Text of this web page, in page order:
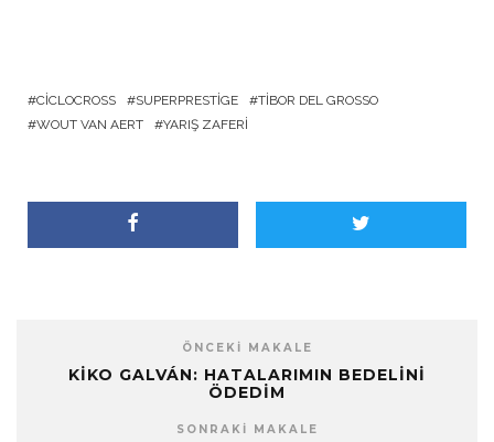
CICLOCROSS SUPERPRESTIGE
TIBOR DEL GROSSO
WOUT VAN AERT
YARIŞ ZAFERI
ÖNCEKI MAKALE
KIKO GALVÁN: HATALARIMIN BEDELINI
ÖDEDIM
SONRAKI MAKALE